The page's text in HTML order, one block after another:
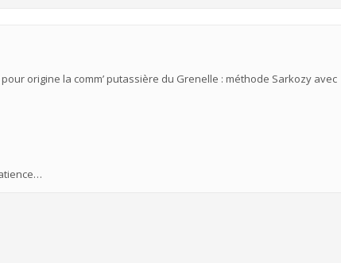
origine la comm’ putassière du Grenelle : méthode Sarkozy avec